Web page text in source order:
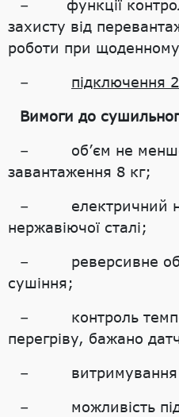
– функції
захисту від
роботи при
– підключення
Вимоги до
– об’єм не
завантаження 8 кг;
– електричний
нержавіючої сталі;
– реверсивне
сушіння;
– контроль
перегріву, бажано
– витримування
– можливість